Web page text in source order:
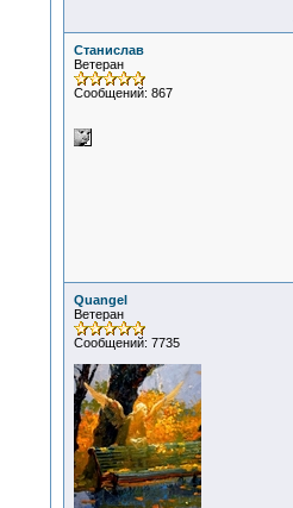
Станислав
Ветеран
Сообщений: 867
Quangel
Ветеран
Сообщений: 7735